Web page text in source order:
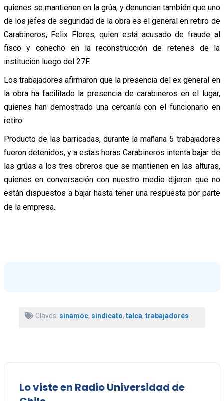
quienes se mantienen en la grúa, y denuncian también que uno
de los jefes de seguridad de la obra es el general en retiro de
Carabineros, Felix Flores, quien está acusado de fraude al
fisco y cohecho en la reconstrucción de retenes de la
institución luego del 27F.
Los trabajadores afirmaron que la presencia del ex general en
la obra ha facilitado la presencia de carabineros en el lugar,
quienes han demostrado una cercanía con el funcionario en
retiro.
Producto de las barricadas, durante la mañana 5 trabajadores
fueron detenidos, y a estas horas Carabineros intenta bajar de
las grúas a los tres obreros que se mantienen en las alturas,
quienes en conversación con nuestro medio dijeron que no
están dispuestos a bajar hasta tener una respuesta por parte
de la empresa.
Claves: sinamoc, sindicato, talca, trabajadores
Lo viste en Radio Universidad de